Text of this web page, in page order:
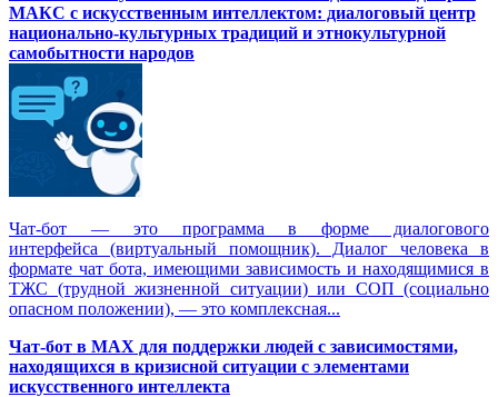
МАКС с искусственным интеллектом: диалоговый центр
национально-культурных традиций и этнокультурной
самобытности народов
Чат-бот — это программа в форме диалогового
интерфейса (виртуальный помощник). Диалог человека в
формате чат бота, имеющими зависимость и находящимися в
ТЖС (трудной жизненной ситуации) или СОП (социально
опасном положении), — это комплексная...
Чат-бот в MAX для поддержки людей с зависимостями,
находящихся в кризисной ситуации с элементами
искусственного интеллекта